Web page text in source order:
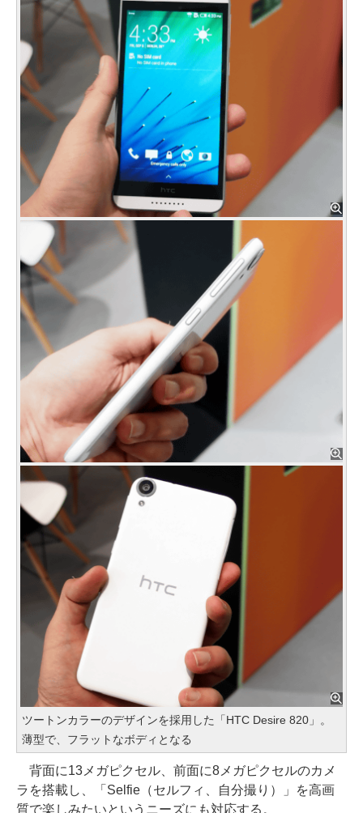
ツートンカラーのデザインを採用した「HTC Desire 820」。
薄型で、フラットなボディとなる
背面に13メガピクセル、前面に8メガピクセルのカメ
ラを搭載し、「Selfie（セルフィ、自分撮り）」を高画
質で楽しみたいというニーズにも対応する。